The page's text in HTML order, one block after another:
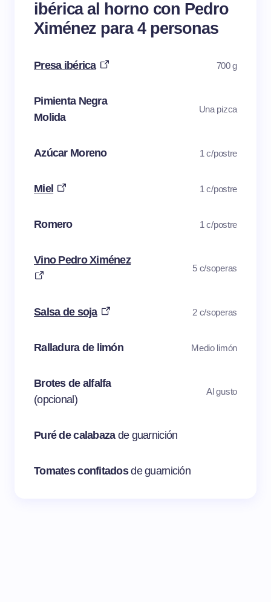
ibérica al horno con Pedro
Ximénez para 4 personas
Presa ibérica 700 g
Pimienta Negra
Molida
Una pizca
Azúcar Moreno 1 c/postre
Miel 1 c/postre
Romero 1 c/postre
Vino Pedro Ximénez
5 c/soperas
Salsa de soja 2 c/soperas
Ralladura de limón Medio limón
Brotes de alfalfa
(opcional)
Al gusto
Puré de calabaza de guarnición
Tomates confitadosde guarnición